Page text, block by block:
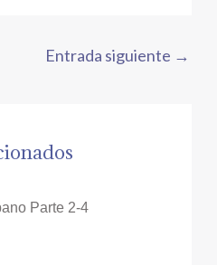
Entrada siguiente →
Parte 2-4